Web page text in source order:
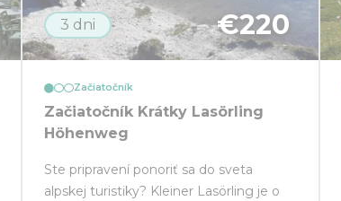
3 dni €220
Začiatočník
Začiatočník Krátky Lasörling
Höhenweg
Ste pripravení ponoriť sa do sveta
alpskej turistiky? Kleiner Lasörling je o